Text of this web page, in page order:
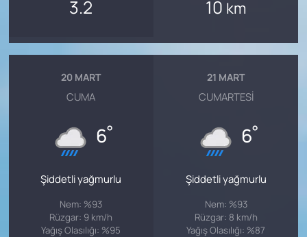
3.2 10 km
20 MART
CUMA
6°
Şiddetli yağmurlu
Nem: %93
Rüzgar: 9 km/h
Yağış Olasılığı: %95
21 MART
CUMARTESI
6°
Şiddetli yağmurlu
Nem: %93
Rüzgar: 8 km/h
Yağış Olasılığı: %87